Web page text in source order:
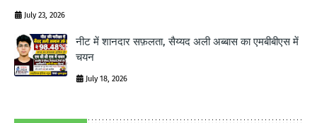
July 23, 2026
नीट में शानदार सफ़लता, सैय्यद अली अब्बास का एमबीबीएस में
चयन
July 18, 2026